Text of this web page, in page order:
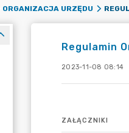
ORGANIZACJA URZĘDU
Regulamin
2023-11-08 08:14
ZAŁĄCZNIKI